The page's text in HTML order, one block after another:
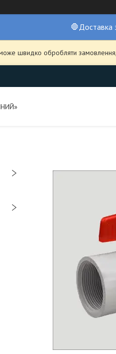
🛑Доставка
швидко обробляти